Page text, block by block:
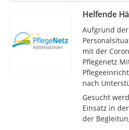
Helfende
Aufgrund
mit der
Pflegenetz
nach
Gesucht
Einsatz in
der